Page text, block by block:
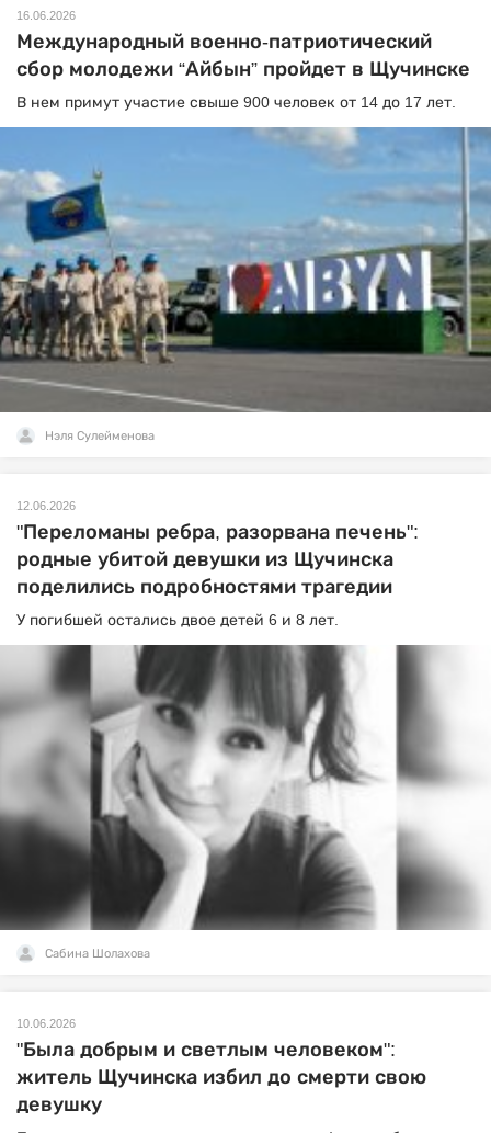
16.06.2026
Международный военно-патриотический
сбор молодежи “Айбын” пройдет в Щучинске
В нем примут участие свыше 900 человек от 14 до 17 лет.
Нэля Сулейменова
12.06.2026
"Переломаны ребра, разорвана печень":
родные убитой девушки из Щучинска
поделились подробностями трагедии
У погибшей остались двое детей 6 и 8 лет.
Сабина Шолахова
10.06.2026
"Была добрым и светлым человеком":
житель Щучинска избил до смерти свою
девушку